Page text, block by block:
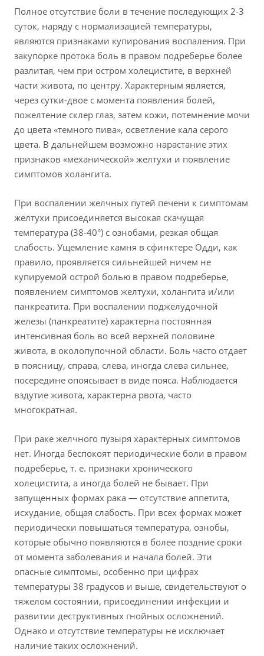
Полное отсутствие боли в течение последующих 2-3
суток, наряду с нормализацией температуры,
являются признаками купирования воспаления. При
закупорке протока боль в правом подреберье более
разлитая, чем при остром холецистите, в верхней
части живота, по центру. Характерным является,
через сутки-двое с момента появления болей,
пожелтение склер глаз, затем кожи, потемнение мочи
до цвета «темного пива», осветление кала серого
цвета. В дальнейшем возможно нарастание этих
признаков «механической» желтухи и появление
симптомов холангита.
При воспалении желчных путей печени к симптомам
желтухи присоединяется высокая скачущая
температура (38-40°) с ознобами, резкая общая
слабость. Ущемление камня в сфинктере Одди, как
правило, проявляется сильнейшей ничем не
купируемой острой болью в правом подреберье,
появлением симптомов желтухи, холангита и/или
панкреатита. При воспалении поджелудочной
железы (панкреатите) характерна постоянная
интенсивная боль во всей верхней половине
живота, в околопупочной области. Боль часто отдает
в поясницу, справа, слева, иногда слева сильнее,
посередине опоясывает в виде пояса. Наблюдается
вздутие живота, характерна рвота, часто
многократная.
При раке желчного пузыря характерных симптомов
нет. Иногда беспокоят периодические боли в правом
подреберье, т. е. признаки хронического
холецистита, а иногда болей не бывает. При
запущенных формах рака — отсутствие аппетита,
исхудание, общая слабость. При всех формах может
периодически повышаться температура, ознобы,
которые обычно появляются в более поздние сроки
от момента заболевания и начала болей. Эти
опасные симптомы, особенно при цифрах
температуры 38 градусов и выше, свидетельствуют о
тяжелом состоянии, присоединении инфекции и
развитии деструктивных гнойных осложнений.
Однако и отсутствие температуры не исключает
наличие таких осложнений.